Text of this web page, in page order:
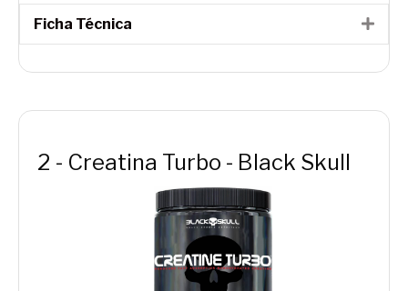
Ficha Técnica
2 - Creatina Turbo - Black Skull